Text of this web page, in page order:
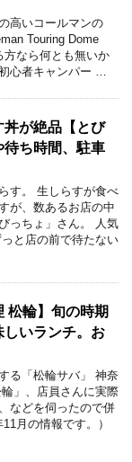
高いコールマンの
Touring Dome
方なら何とも無いか
心者キャンパー …
が絶品【とび
待ち時間、駐車
す。 生しらすが食べ
が、数あるお店の中
っちょ」さん。 人気
と店の前で待たない
松輪】旬の時期
しいランチ。お
る「松輪サバ」 神奈
」、店員さんに実際
などを伺ったので併
月の情報です。）